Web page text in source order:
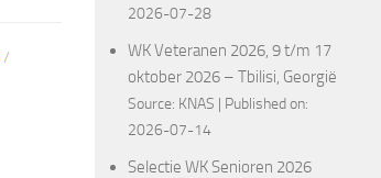
/
2026-07-28
WK Veteranen 2026, 9 t/m 17
oktober 2026 – Tbilisi, Georgië
Source: KNAS
Published on:
2026-07-14
Selectie WK Senioren 2026